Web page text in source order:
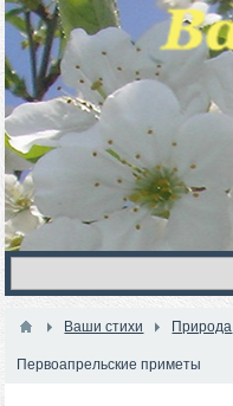
Ваши стихи Природа
Первоапрельские приметы